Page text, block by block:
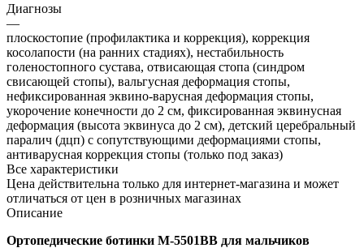
Диагнозы
—
плоскостопие (профилактика и коррекция), коррекция
косолапости (на ранних стадиях), нестабильность
голеностопного сустава, отвисающая стопа (синдром
свисающей стопы), вальгусная деформация стопы,
нефиксированная эквино-варусная деформация стопы,
укорочение конечности до 2 см, фиксированная эквинусная
деформация (высота эквинуса до 2 см), детский церебральный
паралич (дцп) с сопутствующими деформациями стопы,
антиварусная коррекция стопы (только под заказ)
Все характеристики
Цена действительна только для интернет-магазина и может
отличаться от цен в розничных магазинах
Описание
Ортопедические ботинки М-5501ВВ для мальчиков